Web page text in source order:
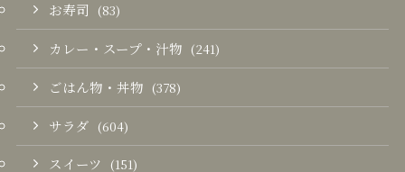
お寿司 (83)
カレー・スープ・汁物 (241)
ごはん物・丼物 (378)
サラダ (604)
スイーツ (151)